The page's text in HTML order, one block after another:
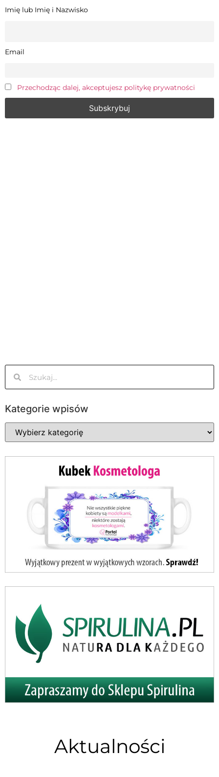
Imię lub Imię i Nazwisko
Email
Przechodząc dalej, akceptujesz politykę prywatności
Kategorie wpisów
Aktualności